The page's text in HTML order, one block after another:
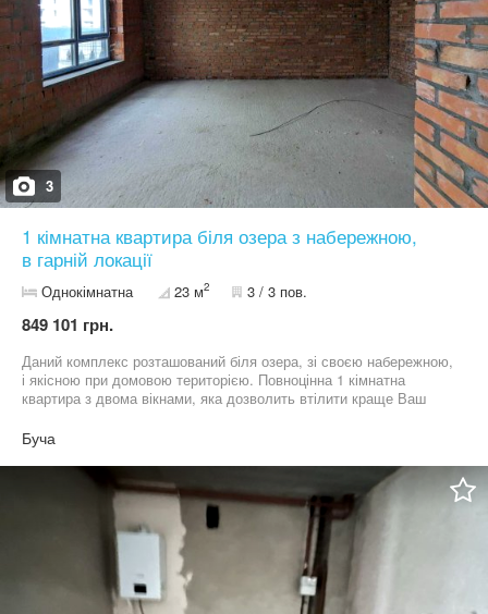
3
1 кімнатна квартира біля озера з набережною,
в гарній локації
Однокімнатна 23 м2 3 / 3 пов.
849 101 грн.
Даний комплекс розташований біля озера, зі своєю набережною,
і якісною при домовою територією. Повноцінна 1 кімнатна
квартира з двома вікнами, яка дозволить втілити краще Ваш
залишились всього кілька квартир!
Буча